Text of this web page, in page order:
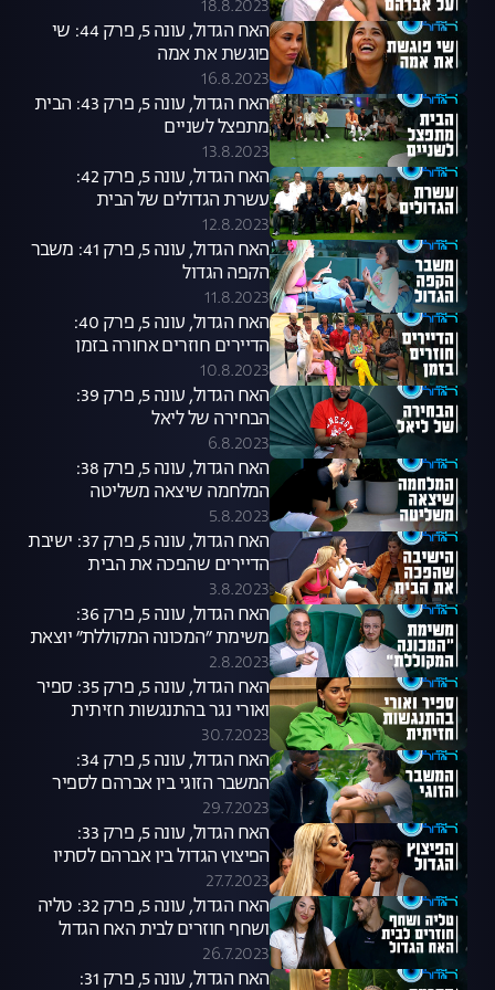
18.8.2023
האח הגדול, עונה 5, פרק 44: שי
פוגשת את אמה
16.8.2023
האח הגדול, עונה 5, פרק 43: הבית
מתפצל לשניים
13.8.2023
האח הגדול, עונה 5, פרק 42:
עשרת הגדולים של הבית
12.8.2023
האח הגדול, עונה 5, פרק 41: משבר
הקפה הגדול
11.8.2023
האח הגדול, עונה 5, פרק 40:
הדיירים חוזרים אחורה בזמן
10.8.2023
האח הגדול, עונה 5, פרק 39:
הבחירה של ליאל
6.8.2023
האח הגדול, עונה 5, פרק 38:
המלחמה שיצאה משליטה
5.8.2023
האח הגדול, עונה 5, פרק 37: ישיבת
הדיירים שהפכה את הבית
3.8.2023
האח הגדול, עונה 5, פרק 36:
משימת ״המכונה המקוללת״ יוצאת
לדרך
2.8.2023
האח הגדול, עונה 5, פרק 35: ספיר
ואורי נגר בהתנגשות חזיתית
30.7.2023
האח הגדול, עונה 5, פרק 34:
המשבר הזוגי בין אברהם לספיר
29.7.2023
האח הגדול, עונה 5, פרק 33:
הפיצוץ הגדול בין אברהם לסתיו
27.7.2023
האח הגדול, עונה 5, פרק 32: טליה
ושחף חוזרים לבית האח הגדול
26.7.2023
האח הגדול, עונה 5, פרק 31: